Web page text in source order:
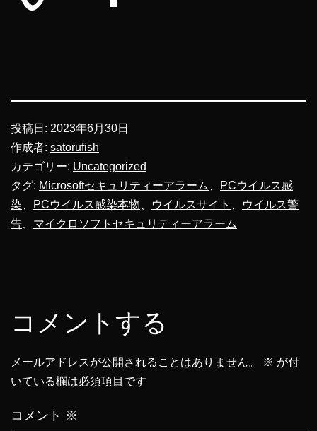
投稿日: 2023年6月30日
作成者: satorufish
カテゴリー: Uncategorized
タグ: Microsoftセキュリティーアラーム
PCウイルス感
染
PCウイルス感染本物 ウイルスサイト
ウイルス警
告
マイクロソフトセキュリティーアラーム
コメントする
メールアドレスが公開されることはありません。 ※ が付
いている欄は必須項目です
コメント ※